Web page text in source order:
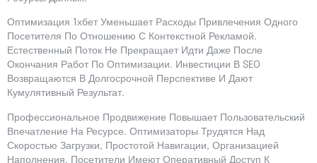
Оптимизация 1хбет Уменьшает Расходы Привлечения Одного
Посетителя По Отношению С Контекстной Рекламой.
Естественный Поток Не Прекращает Идти Даже После
Окончания Работ По Оптимизации. Инвестиции В SEO
Возвращаются В Долгосрочной Перспективе И Дают
Кумулятивный Результат.
Профессиональное Продвижение Повышает Пользовательский
Впечатление На Ресурсе. Оптимизаторы Трудятся Над
Скоростью Загрузки, Простотой Навигации, Организацией
Наполнения. Посетители Имеют Оперативный Доступ К